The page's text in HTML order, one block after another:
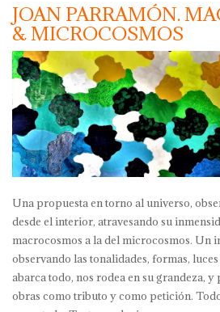
JOAN PARRAMÓN.
& MICROCOSMOS
Una propuesta en torno al universo,
desde el interior, atravesando su
macrocosmos a la del microcosmos. Un
observando las tonalidades, formas,
abarca todo, nos rodea en su grandeza, y
obras como tributo y como petición.